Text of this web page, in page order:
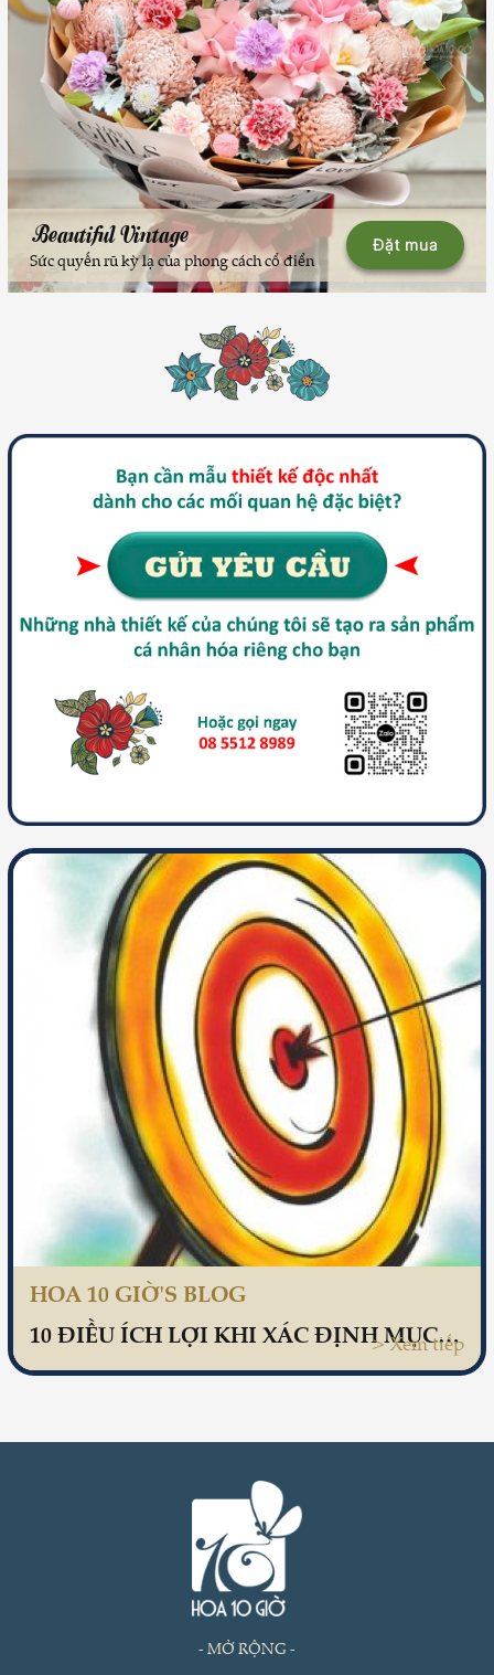
Beautiful Vintage Đặt mua
Sức quyến rũ kỳ lạ của phong cách cổ điển
HOA 10 GIỜ'S BLOG
10 ĐIỀU ÍCH LỢI KHI XÁC ĐỊNH MỤC TIÊU CUỘC ĐỜI
> Xem tiếp
- MỞ RỘNG -